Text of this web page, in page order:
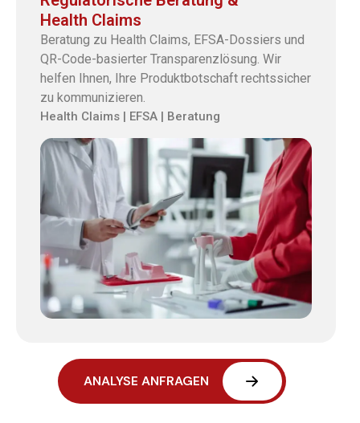
Health Claims
Beratung zu Health Claims, EFSA-Dossiers und
QR-Code-basierter Transparenzlösung. Wir
helfen Ihnen, Ihre Produktbotschaft rechtssicher
zu kommunizieren.
Health Claims | EFSA | Beratung